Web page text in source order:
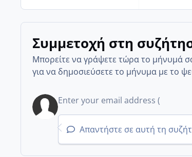
Συμμετοχή στη
Μπορείτε να γράψετε τώρα το μήνυμά
για να δημοσιεύσετε το μήνυμα με το
Απαντήστε σε αυτή τη